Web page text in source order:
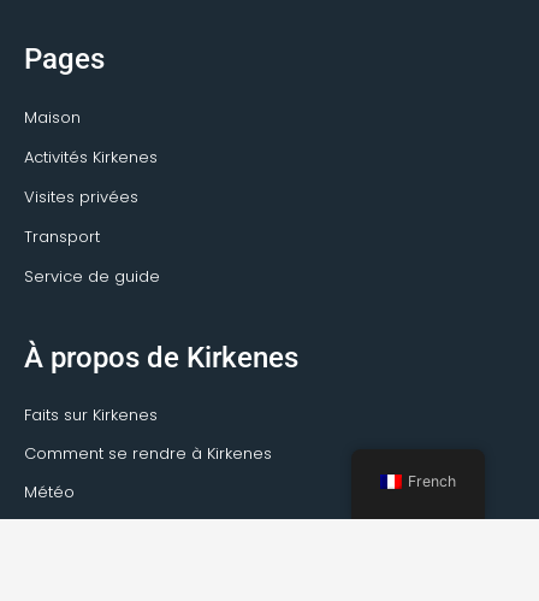
Pages
Maison
Activités Kirkenes
Visites privées
Transport
Service de guide
À propos de Kirkenes
Faits sur Kirkenes
Comment se rendre à Kirkenes
Météo
French